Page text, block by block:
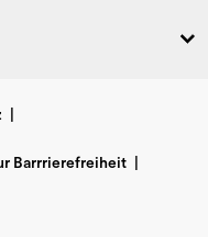
Barrrierefreiheit